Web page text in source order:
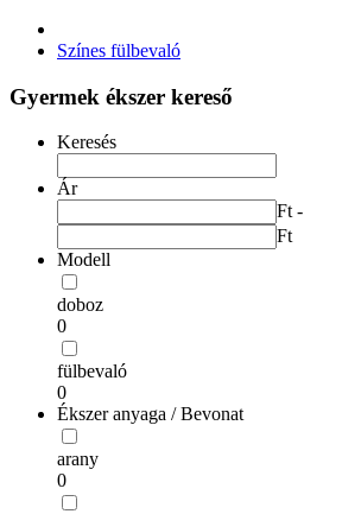
Színes fülbevaló
Gyermek ékszer kereső
Keresés
Ár
Ft -
Ft
Modell
doboz
0
fülbevaló
0
Ékszer anyaga / Bevonat
arany
0